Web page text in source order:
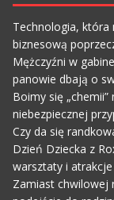
Technologia, która
biznesową
Mężczyźni w
panowie dbają o
Boimy się
niebezpiecznej
Czy da się
Dzień Dziecka z
warsztaty i
Zamiast chwilowej